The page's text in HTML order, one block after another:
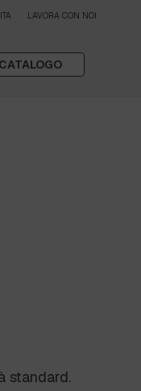
LAVORA CON NOI
standard.